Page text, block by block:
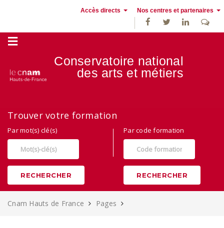
Accès directs Nos centres et partenaires
France
Conservatoire national
des arts et métiers
Trouver votre formation
Par mot(s) clé(s)
RECHERCHER
Par code formation
RECHERCHER
Cnam Hauts de France Pages